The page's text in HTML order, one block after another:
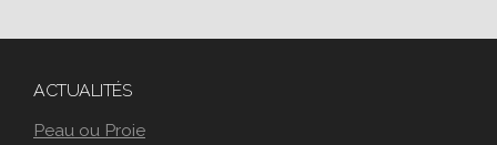
ACTUALITÉS
Peau ou Proie